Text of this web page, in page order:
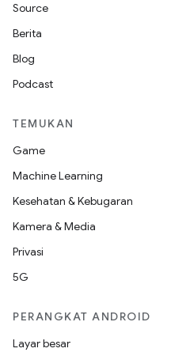
Source
Berita
Blog
Podcast
TEMUKAN
Game
Machine Learning
Kesehatan & Kebugaran
Kamera & Media
Privasi
5G
PERANGKAT ANDROID
Layar besar